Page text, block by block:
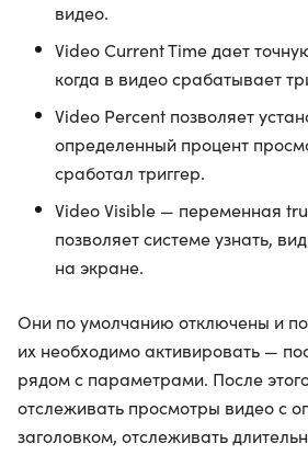
видео.
Video Current Time дает
когда в видео срабатывает
Video Percent позволяет
определенный процент
сработал триггер.
Video Visible — переменная
позволяет системе узнать,
на экране.
Они по умолчанию отключены и
их необходимо активировать —
рядом с параметрами. После
отслеживать просмотры видео с
заголовком, отслеживать